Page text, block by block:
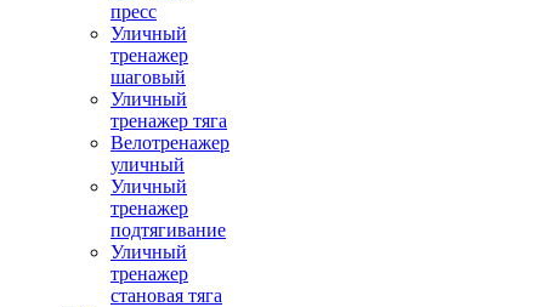
пресс
Уличный
тренажер
шаговый
Уличный
тренажер тяга
Велотренажер
уличный
Уличный
тренажер
подтягивание
Уличный
тренажер
становая тяга